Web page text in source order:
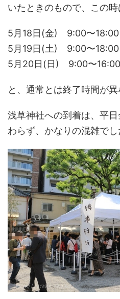
いたときのもので、この時
5月18日(金) 9:00〜18:00
5月19日(土) 9:00〜18:00
5月20日(日) 9:00〜16:00
と、通常とは終了時間が異
浅草神社への到着は、平
わらず、かなりの混雑でし